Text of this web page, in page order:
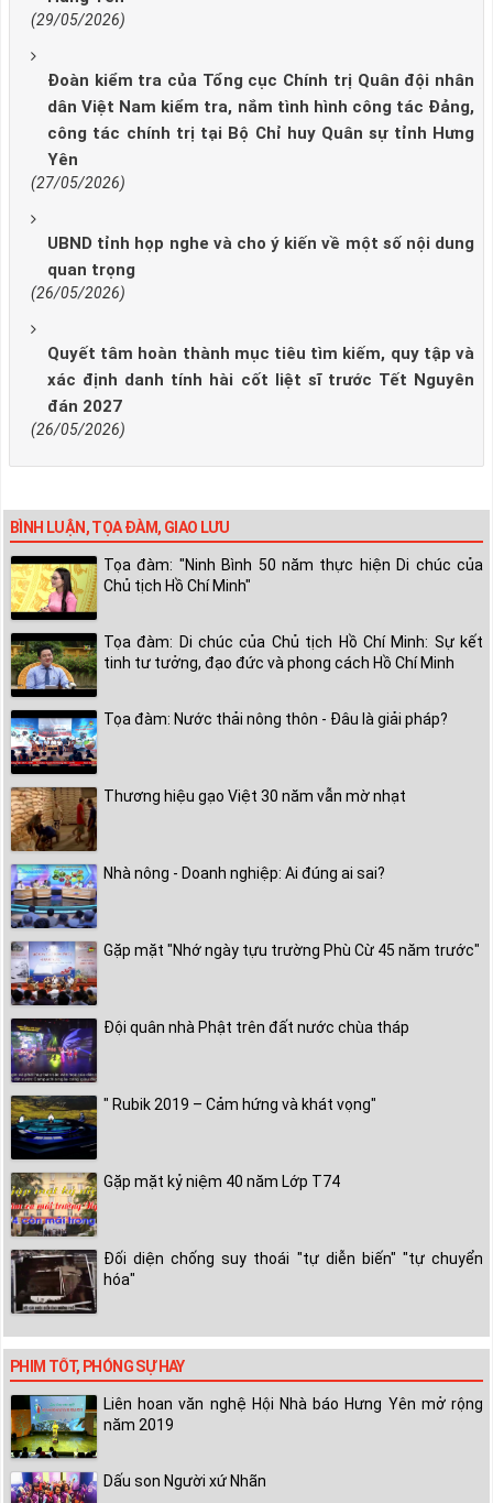
(29/05/2026)
Đoàn kiểm tra của Tổng cục Chính trị Quân đội nhân
dân Việt Nam kiểm tra, nắm tình hình công tác Đảng,
công tác chính trị tại Bộ Chỉ huy Quân sự tỉnh Hưng
Yên
(27/05/2026)
UBND tỉnh họp nghe và cho ý kiến về một số nội dung
quan trọng
(26/05/2026)
Quyết tâm hoàn thành mục tiêu tìm kiếm, quy tập và
xác định danh tính hài cốt liệt sĩ trước Tết Nguyên
đán 2027
(26/05/2026)
BÌNH LUẬN, TỌA ĐÀM, GIAO LƯU
Tọa đàm: "Ninh Bình 50 năm thực hiện Di chúc của
Chủ tịch Hồ Chí Minh"
Tọa đàm: Di chúc của Chủ tịch Hồ Chí Minh: Sự kết
tinh tư tưởng, đạo đức và phong cách Hồ Chí Minh
Tọa đàm: Nước thải nông thôn - Đâu là giải pháp?
Thương hiệu gạo Việt 30 năm vẫn mờ nhạt
Nhà nông - Doanh nghiệp: Ai đúng ai sai?
Gặp mặt "Nhớ ngày tựu trường Phù Cừ 45 năm trước"
Đội quân nhà Phật trên đất nước chùa tháp
" Rubik 2019 – Cảm hứng và khát vọng"
Gặp mặt kỷ niệm 40 năm Lớp T74
Đối diện chống suy thoái "tự diễn biến" "tự chuyển
hóa"
PHIM TỐT, PHÓNG SỰ HAY
Liên hoan văn nghệ Hội Nhà báo Hưng Yên mở rộng
năm 2019
Dấu son Người xứ Nhãn